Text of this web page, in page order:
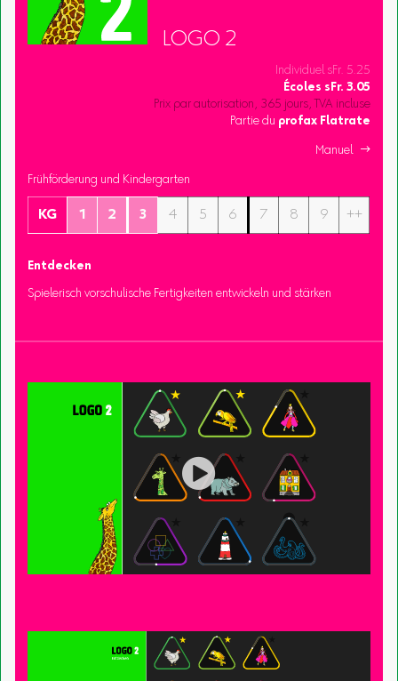
LOGO 2
Individuel sFr. 5.25
Écoles sFr. 3.05
Prix par autorisation, 365 jours, TVA incluse
Partie du profax Flatrate
Manuel 
Frühförderung und Kindergarten
KG 1 2 3 4 5 6 7 8 9 ++
Entdecken
Spielerisch vorschulische Fertigkeiten entwickeln und stärken
